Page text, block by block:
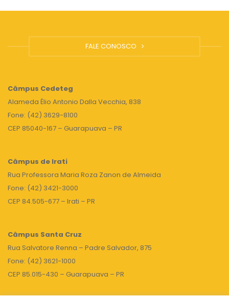
FALE CONOSCO
Câmpus Cedeteg
Alameda Élio Antonio Dalla Vecchia, 838
Fone: (42) 3629-8100
CEP 85040-167 – Guarapuava – PR
Câmpus de Irati
Rua Professora Maria Roza Zanon de Almeida
Fone: (42) 3421-3000
CEP 84.505-677 – Irati – PR
Câmpus Santa Cruz
Rua Salvatore Renna – Padre Salvador, 875
Fone: (42) 3621-1000
CEP 85.015-430 – Guarapuava – PR